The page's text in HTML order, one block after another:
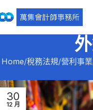
Home 稅務法規 營利事
30
12 月